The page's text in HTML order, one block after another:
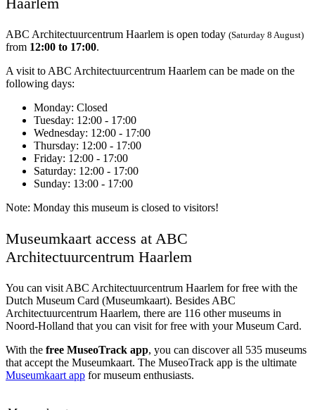
ABC Architectuurcentrum Haarlem is open today (Saturday 8 August)
from 12:00 to 17:00.
A visit to ABC Architectuurcentrum Haarlem can be made on the
following days:
Monday: Closed
Tuesday: 12:00 - 17:00
Wednesday: 12:00 - 17:00
Thursday: 12:00 - 17:00
Friday: 12:00 - 17:00
Saturday: 12:00 - 17:00
Sunday: 13:00 - 17:00
Note: Monday this museum is closed to visitors!
Museumkaart access at ABC
Architectuurcentrum Haarlem
You can visit ABC Architectuurcentrum Haarlem for free with the
Dutch Museum Card (Museumkaart). Besides ABC
Architectuurcentrum Haarlem, there are 116 other museums in
Noord-Holland that you can visit for free with your Museum Card.
With the free MuseoTrack app, you can discover all 535 museums
that accept the Museumkaart. The MuseoTrack app is the ultimate
Museumkaart app for museum enthusiasts.